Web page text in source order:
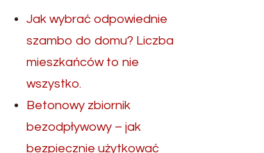
Jak wybrać odpowiednie
szambo do domu? Liczba
mieszkańców to nie
wszystko.
Betonowy zbiornik
bezodpływowy – jak
bezpiecznie użytkować